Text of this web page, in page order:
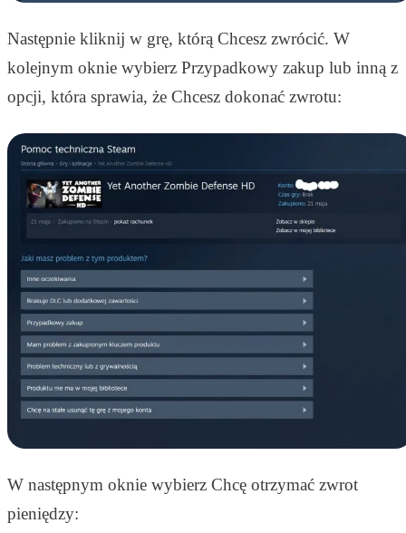
Następnie kliknij w grę, którą Chcesz zwrócić. W
kolejnym oknie wybierz Przypadkowy zakup lub inną z
opcji, która sprawia, że Chcesz dokonać zwrotu:
W następnym oknie wybierz Chcę otrzymać zwrot
pieniędzy: